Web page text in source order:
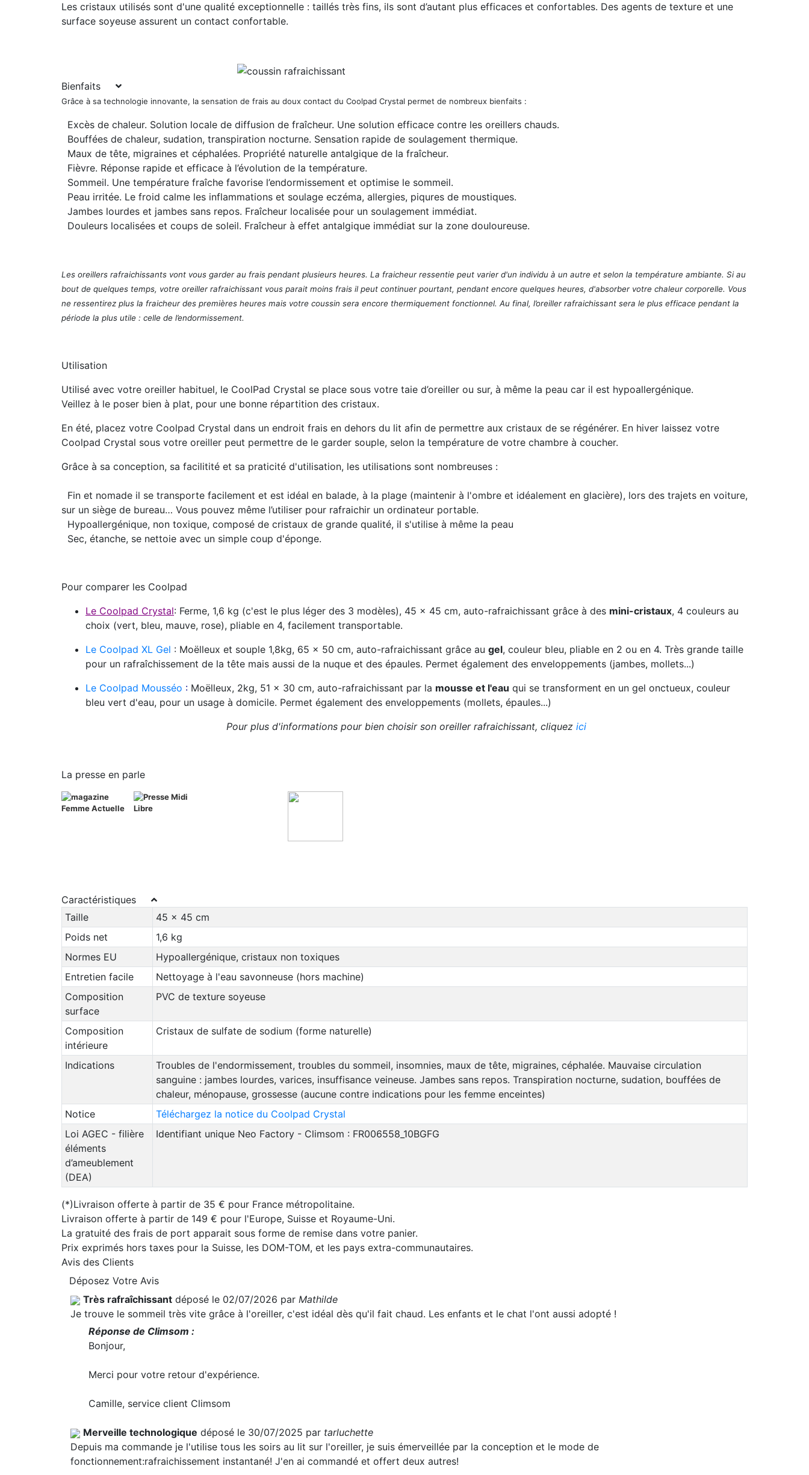
Les cristaux utilisés sont d'une qualité exceptionnelle : taillés très fins, ils sont d’autant plus efficaces et confortables. Des agents de texture et une
surface soyeuse assurent un contact confortable.
Bienfaits
Grâce à sa technologie innovante, la sensation de frais au doux contact du Coolpad Crystal permet de nombreux bienfaits :
Excès de chaleur. Solution locale de diffusion de fraîcheur. Une solution efficace contre les oreillers chauds.
Bouffées de chaleur, sudation, transpiration nocturne. Sensation rapide de soulagement thermique.
Maux de tête, migraines et céphalées. Propriété naturelle antalgique de la fraîcheur.
Fièvre. Réponse rapide et efficace à l’évolution de la température.
Sommeil. Une température fraîche favorise l’endormissement et optimise le sommeil.
Peau irritée. Le froid calme les inflammations et soulage eczéma, allergies, piqures de moustiques.
Jambes lourdes et jambes sans repos. Fraîcheur localisée pour un soulagement immédiat.
Douleurs localisées et coups de soleil. Fraîcheur à effet antalgique immédiat sur la zone douloureuse.
Les oreillers rafraichissants vont vous garder au frais pendant plusieurs heures. La fraicheur ressentie peut varier d'un individu à un autre et selon la température ambiante. Si au
bout de quelques temps, votre oreiller rafraichissant vous parait moins frais il peut continuer pourtant, pendant encore quelques heures, d'absorber votre chaleur corporelle. Vous
ne ressentirez plus la fraicheur des premières heures mais votre coussin sera encore thermiquement fonctionnel. Au final, l’oreiller rafraichissant sera le plus efficace pendant la
période la plus utile : celle de l’endormissement.
Utilisation
Utilisé avec votre oreiller habituel, le CoolPad Crystal se place sous votre taie d’oreiller ou sur, à même la peau car il est hypoallergénique.
Veillez à le poser bien à plat, pour une bonne répartition des cristaux.
En été, placez votre Coolpad Crystal dans un endroit frais en dehors du lit afin de permettre aux cristaux de se régénérer. En hiver laissez votre
Coolpad Crystal sous votre oreiller peut permettre de le garder souple, selon la température de votre chambre à coucher.
Grâce à sa conception, sa facilitité et sa praticité d'utilisation, les utilisations sont nombreuses :
Fin et nomade il se transporte facilement et est idéal en balade, à la plage (maintenir à l'ombre et idéalement en glacière), lors des trajets en voiture,
sur un siège de bureau… Vous pouvez même l’utiliser pour rafraichir un ordinateur portable.
Hypoallergénique, non toxique, composé de cristaux de grande qualité, il s'utilise à même la peau
Sec, étanche, se nettoie avec un simple coup d'éponge.
Pour comparer les Coolpad
Le Coolpad Crystal: Ferme, 1,6 kg (c'est le plus léger des 3 modèles), 45 x 45 cm, auto-rafraichissant grâce à des mini-cristaux, 4 couleurs au
choix (vert, bleu, mauve, rose), pliable en 4, facilement transportable.
Le Coolpad XL Gel : Moëlleux et souple 1,8kg, 65 x 50 cm, auto-rafraichissant grâce au gel, couleur bleu, pliable en 2 ou en 4. Très grande taille
pour un rafraîchissement de la tête mais aussi de la nuque et des épaules. Permet également des enveloppements (jambes, mollets...)
Le Coolpad Mousséo : Moëlleux, 2kg, 51 x 30 cm, auto-rafraichissant par la mousse et l'eau qui se transforment en un gel onctueux, couleur
bleu vert d'eau, pour un usage à domicile. Permet également des enveloppements (mollets, épaules...)
Pour plus d'informations pour bien choisir son oreiller rafraichissant, cliquez ici
La presse en parle
Caractéristiques
Taille
45 x 45 cm
Poids net
1,6 kg
Normes EU
Hypoallergénique, cristaux non toxiques
Entretien facile
Nettoyage à l'eau savonneuse (hors machine)
Composition
surface
PVC de texture soyeuse
Composition
intérieure
Cristaux de sulfate de sodium (forme naturelle)
Indications
Troubles de l'endormissement, troubles du sommeil, insomnies, maux de tête, migraines, céphalée. Mauvaise circulation
sanguine : jambes lourdes, varices, insuffisance veineuse. Jambes sans repos. Transpiration nocturne, sudation, bouffées de
chaleur, ménopause, grossesse (aucune contre indications pour les femme enceintes)
Notice
Téléchargez la notice du Coolpad Crystal
Loi AGEC - filière
éléments
d’ameublement
(DEA)
Identifiant unique Neo Factory - Climsom : FR006558_10BGFG
(*)Livraison offerte à partir de 35 € pour France métropolitaine.
Livraison offerte à partir de 149 € pour l'Europe, Suisse et Royaume-Uni.
La gratuité des frais de port apparait sous forme de remise dans votre panier.
Prix exprimés hors taxes pour la Suisse, les DOM-TOM, et les pays extra-communautaires.
Avis des Clients
Déposez Votre Avis
Très rafraîchissant déposé le 02/07/2026 par Mathilde
Je trouve le sommeil très vite grâce à l'oreiller, c'est idéal dès qu'il fait chaud. Les enfants et le chat l'ont aussi adopté !
Réponse de Climsom :
Bonjour,
Merci pour votre retour d'expérience.
Camille, service client Climsom
Merveille technologique déposé le 30/07/2025 par tarluchette
Depuis ma commande je l'utilise tous les soirs au lit sur l'oreiller, je suis émerveillée par la conception et le mode de
fonctionnement:rafraichissement instantané! J'en ai commandé et offert deux autres!